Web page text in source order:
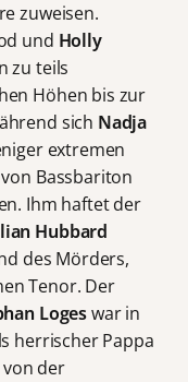
zuweisen.
und Holly
zu teils
Höhen bis zur
sich Nadja
extremen
Bassbariton
Ihm haftet der
Hubbard
des Mörders,
Tenor. Der
Logeswar in
herrischer Pappa
der